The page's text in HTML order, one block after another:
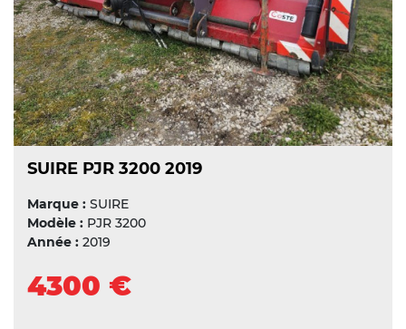
SUIRE PJR 3200 2019
Marque : SUIRE
Modèle : PJR 3200
Année : 2019
4300 €